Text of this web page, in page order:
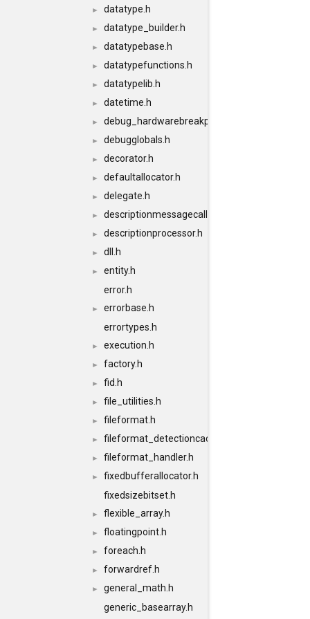
► datatype.h
► datatype_builder.h
► datatypebase.h
► datatypefunctions.h
► datatypelib.h
► datetime.h
► debug_hardwarebreakpoints.h
► debugglobals.h
► decorator.h
► defaultallocator.h
► delegate.h
► descriptionmessagecallback.h
► descriptionprocessor.h
► dll.h
►
entity.h
error.h
►
errorbase.h
errortypes.h
► execution.h
► factory.h
► fid.h
► file_utilities.h
► fileformat.h
► fileformat_detectioncache.h
► fileformat_handler.h
►
fixedbufferallocator.h
fixedsizebitset.h
► flexible_array.h
► floatingpoint.h
► foreach.h
► forwardref.h
►
general_math.h
generic_basearray.h